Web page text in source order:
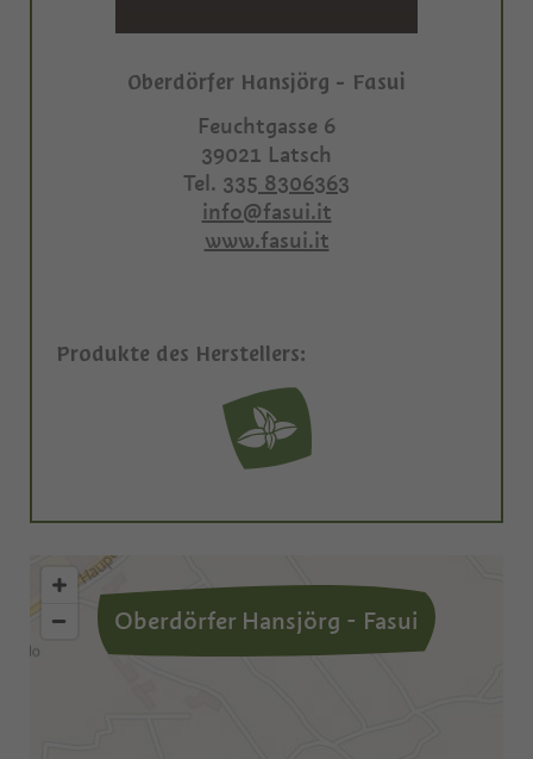
Oberdörfer Hansjörg - Fasui
Feuchtgasse 6
39021 Latsch
Tel. 335 8306363
info@fasui.it
www.fasui.it
Produkte des Herstellers:
Oberdörfer Hansjörg - Fasui